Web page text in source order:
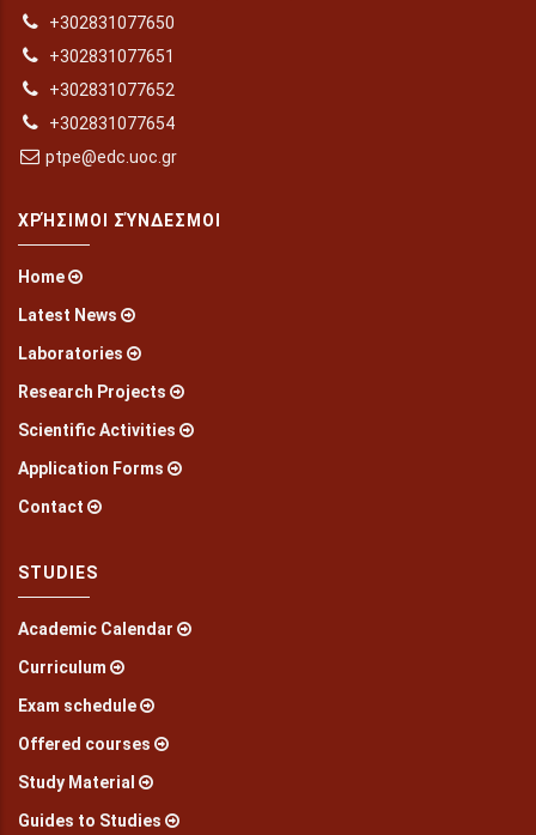
+302831077650
+302831077651
+302831077652
+302831077654
ptpe@edc.uoc.gr
ΧΡΉΣΙΜΟΙ ΣΎΝΔΕΣΜΟΙ
Home
Latest News
Laboratories
Research Projects
Scientific Activities
Application Forms
Contact
STUDIES
Academic Calendar
Curriculum
Exam schedule
Offered courses
Study Material
Guides to Studies